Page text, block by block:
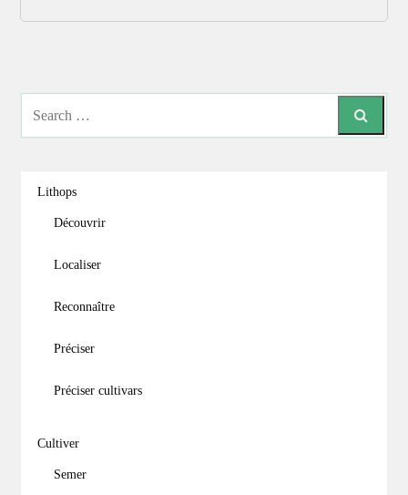
Lithops
Découvrir
Localiser
Reconnaître
Préciser
Préciser cultivars
Cultiver
Semer